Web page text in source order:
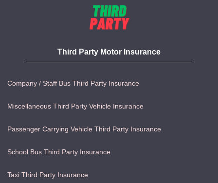
Third Party Motor Insurance
Company / Staff Bus Third Party Insurance
Miscellaneous Third Party Vehicle Insurance
Passenger Carrying Vehicle Third Party Insurance
School Bus Third Party Insurance
Taxi Third Party Insurance